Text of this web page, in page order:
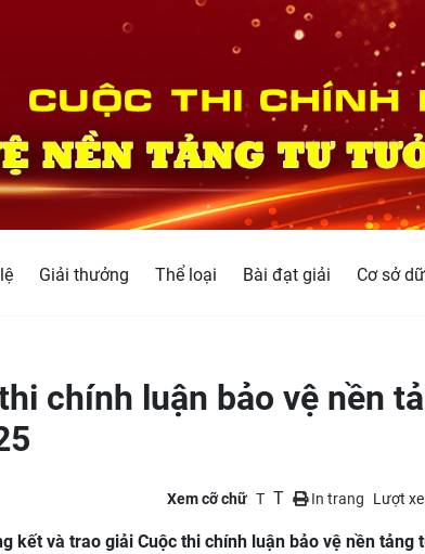
Giải thưởng Thể loại Bài đạt giải Cơ sở
chính luận bảo vệ nền
Xem cỡ chữ T T In trang Lượt
kết và trao giải Cuộc thi chính luận bảo vệ nền tảng